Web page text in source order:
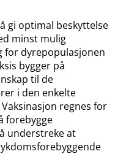
gi optimal beskyttelse
minst mulig
for dyrepopulasjonen
bygger på
til de
i den enkelte
regnes for
forebygge
understreke at